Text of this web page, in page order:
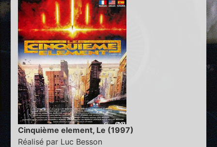
Cinquième element, Le (1997)
Réalisé par Luc Besson